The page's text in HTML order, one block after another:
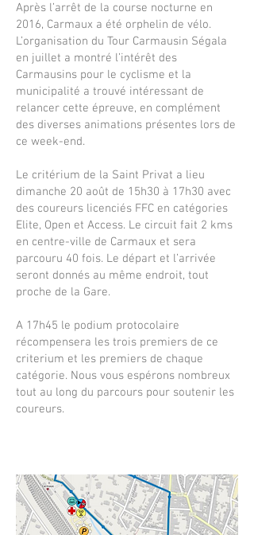
Après l’arrêt de la course nocturne en
2016, Carmaux a été orphelin de vélo.
L’organisation du Tour Carmausin Ségala
en juillet a montré l’intérêt des
Carmausins pour le cyclisme et la
municipalité a trouvé intéressant de
relancer cette épreuve, en complément
des diverses animations présentes lors de
ce week-end.
Le critérium de la Saint Privat a lieu
dimanche 20 août de 15h30 à 17h30 avec
des coureurs licenciés FFC en catégories
Elite, Open et Access. Le circuit fait 2 kms
en centre-ville de Carmaux et sera
parcouru 40 fois. Le départ et l’arrivée
seront donnés au même endroit, tout
proche de la Gare.
A 17h45 le podium protocolaire
récompensera les trois premiers de ce
criterium et les premiers de chaque
catégorie. Nous vous espérons nombreux
tout au long du parcours pour soutenir les
coureurs.